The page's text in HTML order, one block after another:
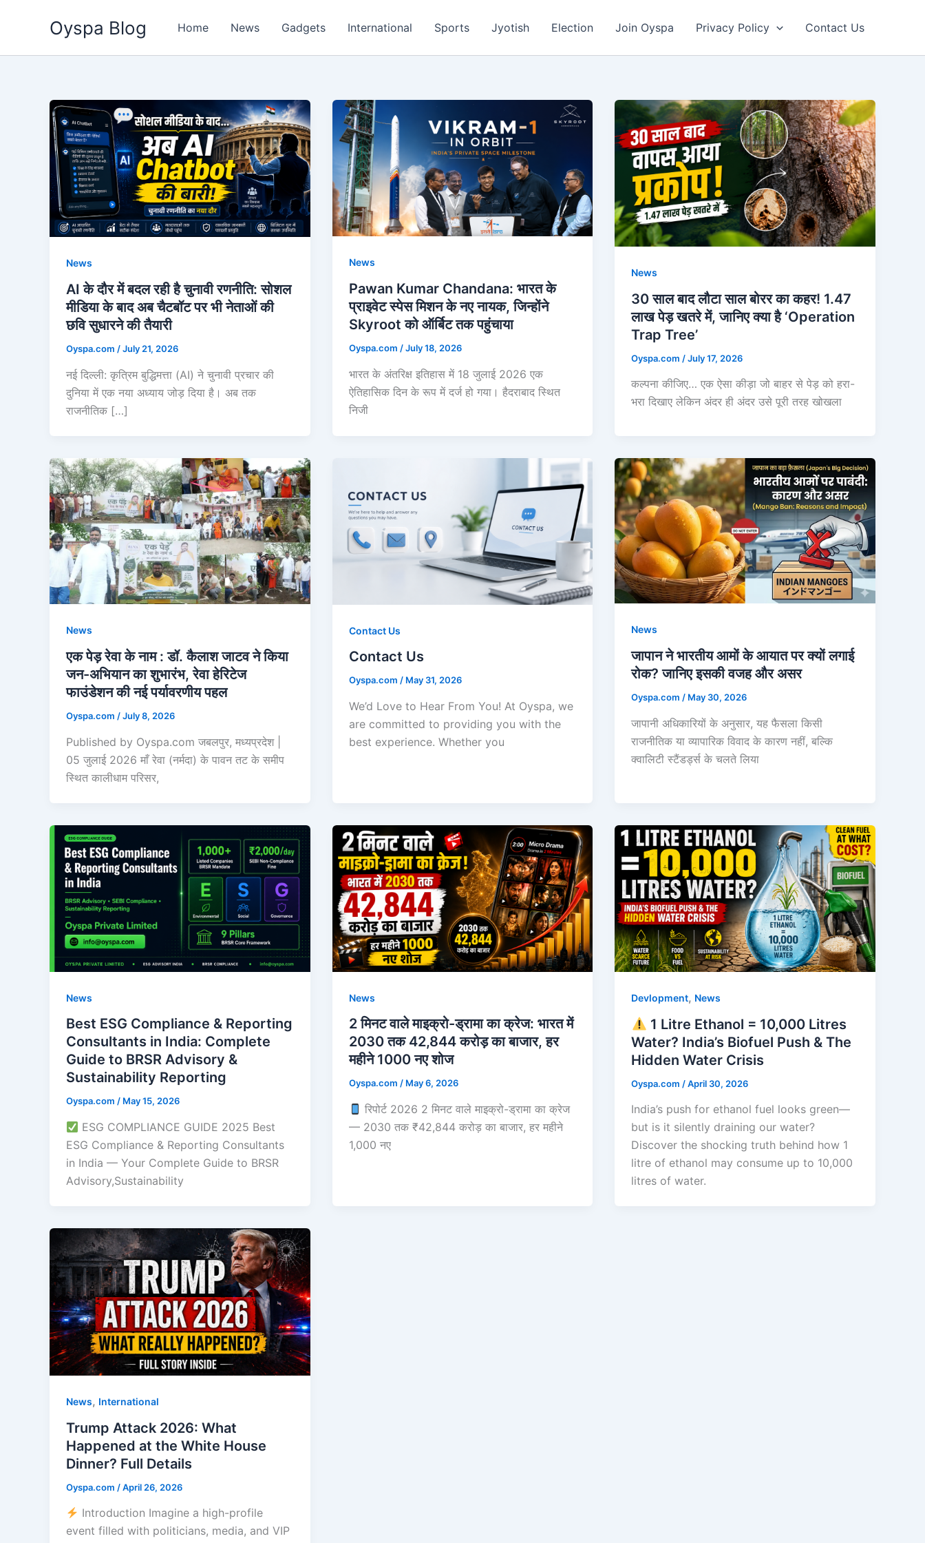
Oyspa Blog Home News Gadgets International Sports Jyotish Election Join Oyspa Privacy Policy Contact Us
News
AI के दौर में बदल रही है चुनावी रणनीति: सोशल
मीडिया के बाद अब चैटबॉट पर भी नेताओं की
छवि सुधारने की तैयारी
Oyspa.com /July 21, 2026
नई दिल्ली: कृत्रिम बुद्धिमत्ता (AI) ने चुनावी प्रचार की
दुनिया में एक नया अध्याय जोड़ दिया है। अब तक
राजनीतिक […]
News
Pawan Kumar Chandana: भारत के
प्राइवेट स्पेस मिशन के नए नायक, जिन्होंने
Skyroot को ऑर्बिट तक पहुंचाया
Oyspa.com /July 18, 2026
भारत के अंतरिक्ष इतिहास में 18 जुलाई 2026 एक
ऐतिहासिक दिन के रूप में दर्ज हो गया। हैदराबाद स्थित
निजी
News
30 साल बाद लौटा साल बोरर का कहर! 1.47
लाख पेड़ खतरे में, जानिए क्या है ‘Operation
Trap Tree’
Oyspa.com /July 17, 2026
कल्पना कीजिए… एक ऐसा कीड़ा जो बाहर से पेड़ को हरा-
भरा दिखाए लेकिन अंदर ही अंदर उसे पूरी तरह खोखला
News
एक पेड़ रेवा के नाम : डॉ. कैलाश जाटव ने किया
जन-अभियान का शुभारंभ, रेवा हेरिटेज
फाउंडेशन की नई पर्यावरणीय पहल
Oyspa.com /July 8, 2026
Published by Oyspa.com जबलपुर, मध्यप्रदेश |
05 जुलाई 2026 माँ रेवा (नर्मदा) के पावन तट के समीप
स्थित कालीधाम परिसर,
Contact Us
Contact Us
Oyspa.com / May 31, 2026
We’d Love to Hear From You! At Oyspa, we
are committed to providing you with the
best experience. Whether you
News
जापान ने भारतीय आमों के आयात पर क्यों लगाई
रोक? जानिए इसकी वजह और असर
Oyspa.com / May 30, 2026
जापानी अधिकारियों के अनुसार, यह फैसला किसी
राजनीतिक या व्यापारिक विवाद के कारण नहीं, बल्कि
क्वालिटी स्टैंडर्ड्स के चलते लिया
News
Best ESG Compliance & Reporting
Consultants in India: Complete
Guide to BRSR Advisory &
Sustainability Reporting
Oyspa.com / May 15, 2026
ESG COMPLIANCE GUIDE 2025 Best
ESG Compliance & Reporting Consultants
in India — Your Complete Guide to BRSR
Advisory,Sustainability
News
2 मिनट वाले माइक्रो-ड्रामा का क्रेज: भारत में
2030 तक 42,844 करोड़ का बाजार, हर
महीने 1000 नए शोज
Oyspa.com / May 6, 2026
रिपोर्ट 2026 2 मिनट वाले माइक्रो-ड्रामा का क्रेज
— 2030 तक ₹42,844 करोड़ का बाजार, हर महीने
1,000 नए
Devlopment, News
1 Litre Ethanol = 10,000 Litres
Water? India’s Biofuel Push & The
Hidden Water Crisis
Oyspa.com /April 30, 2026
India’s push for ethanol fuel looks green—
but is it silently draining our water?
Discover the shocking truth behind how 1
litre of ethanol may consume up to 10,000
litres of water.
News, International
Trump Attack 2026: What
Happened at the White House
Dinner? Full Details
Oyspa.com /April 26, 2026
Introduction Imagine a high-profile
event filled with politicians, media, and VIP